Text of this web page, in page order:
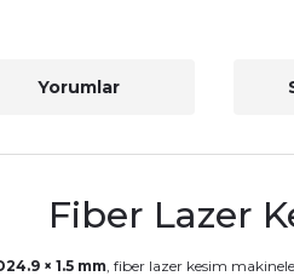
Yorumlar
Fiber Lazer
× 1.5 mm, fiber lazer kesim